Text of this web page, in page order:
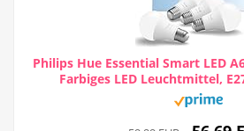
Philips Hue Essential Smart LED
Farbiges LED Leuchtmittel,